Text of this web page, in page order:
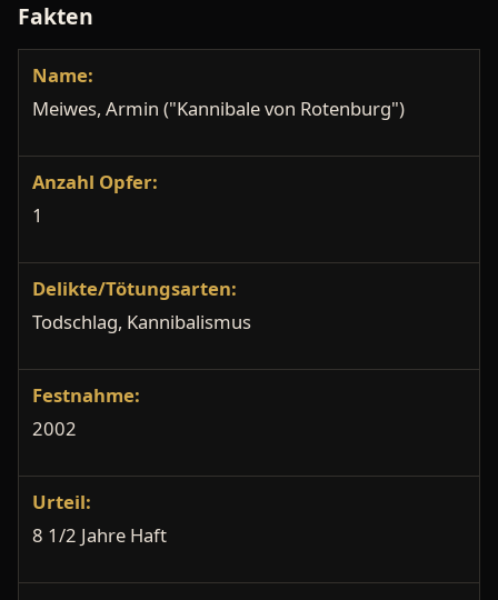
Fakten
Name:
Meiwes, Armin ("Kannibale von Rotenburg")
Anzahl Opfer:
1
Delikte/Tötungsarten:
Todschlag, Kannibalismus
Festnahme:
2002
Urteil:
8 1/2 Jahre Haft